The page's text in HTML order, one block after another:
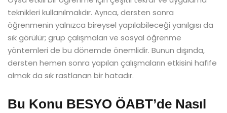
teknikleri kullanılmalıdır. Ayrıca, dersten sonra
öğrenmenin yalnızca bireysel yapılabileceği yanılgısı da
sık görülür; grup çalışmaları ve sosyal öğrenme
yöntemleri de bu dönemde önemlidir. Bunun dışında,
dersten hemen sonra yapılan çalışmaların etkisini hafife
almak da sık rastlanan bir hatadır.
Bu Konu BESYO ÖABT’de Nasıl